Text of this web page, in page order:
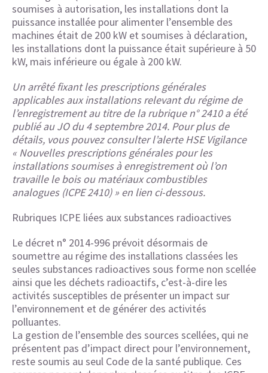
soumises à autorisation, les installations dont la
puissance installée pour alimenter l’ensemble des
machines était de 200 kW et soumises à déclaration,
les installations dont la puissance était supérieure à 50
kW, mais inférieure ou égale à 200 kW.
Un arrêté fixant les prescriptions générales
applicables aux installations relevant du régime de
l’enregistrement au titre de la rubrique n° 2410 a été
publié au JO du 4 septembre 2014. Pour plus de
détails, vous pouvez consulter l’alerte HSE Vigilance
« Nouvelles prescriptions générales pour les
installations soumises à enregistrement où l’on
travaille le bois ou matériaux combustibles
analogues (ICPE 2410) » en lien ci-dessous.
Rubriques ICPE liées aux substances radioactives
Le décret n° 2014-996 prévoit désormais de
soumettre au régime des installations classées les
seules substances radioactives sous forme non scellée
ainsi que les déchets radioactifs, c’est-à-dire les
activités susceptibles de présenter un impact sur
l’environnement et de générer des activités
polluantes.
La gestion de l’ensemble des sources scellées, qui ne
présentent pas d’impact direct pour l’environnement,
reste soumis au seul Code de la santé publique. Ces